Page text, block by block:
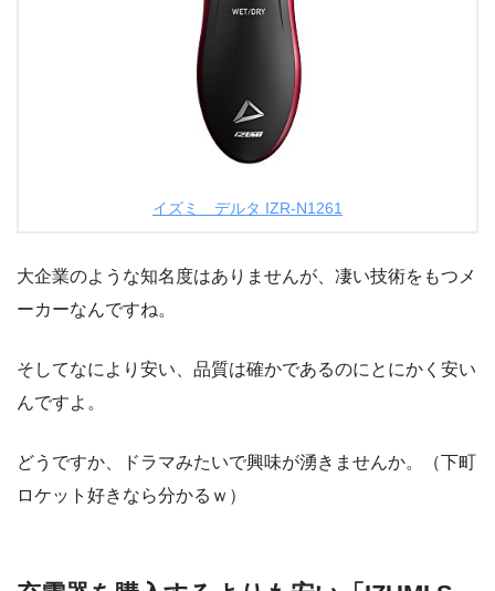
イズミ デルタ IZR-N1261
大企業のような知名度はありませんが、凄い技術をもつメ
ーカーなんですね。
そしてなにより安い、品質は確かであるのにとにかく安い
んですよ。
どうですか、ドラマみたいで興味が湧きませんか。（下町
ロケット好きなら分かるｗ）